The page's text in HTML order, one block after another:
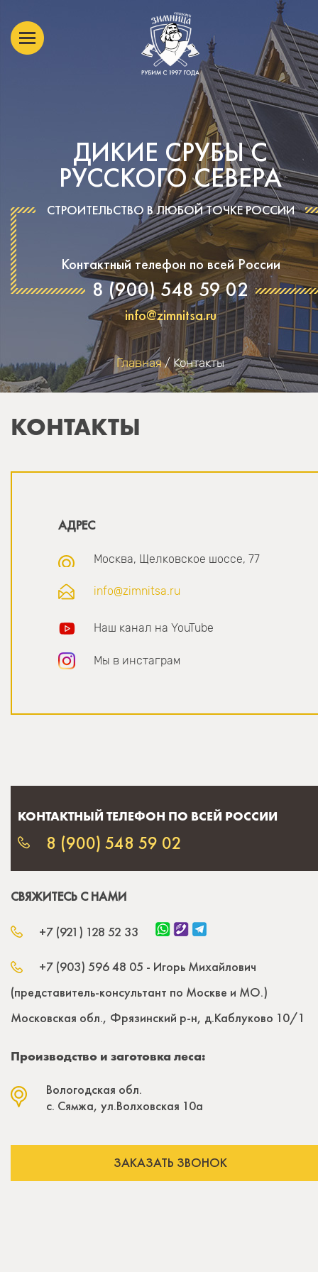
ДИКИЕ СРУБЫ С
РУССКОГО СЕВЕРА
СТРОИТЕЛЬСТВО В ЛЮБОЙ ТОЧКЕ РОССИИ
Контактный телефон по всей России
8 (900) 548 59 02
info@zimnitsa.ru
Главная / Контакты
КОНТАКТЫ
АДРЕС
Москва, Щелковское шоссе, 77
info@zimnitsa.ru
Наш канал на YouTube
Мы в инстаграм
КОНТАКТНЫЙ ТЕЛЕФОН ПО ВСЕЙ РОССИИ
8 (900) 548 59 02
СВЯЖИТЕСЬ С НАМИ
+7 (921) 128 52 33
+7 (903) 596 48 05 - Игорь Михайлович
(представитель-консультант по Москве и МО.)
Московская обл., Фрязинский р-н, д.Каблуково 10/1
Производство и заготовка леса:
Вологодская обл.
с. Сямжа, ул.Волховская 10а
ЗАКАЗАТЬ ЗВОНОК